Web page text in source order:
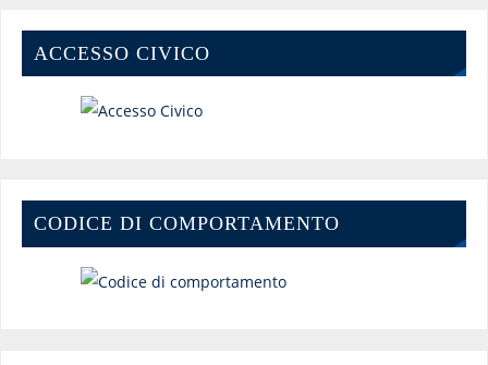
ACCESSO CIVICO
CODICE DI COMPORTAMENTO